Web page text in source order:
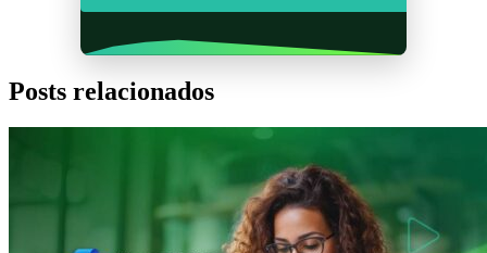
Posts relacionados